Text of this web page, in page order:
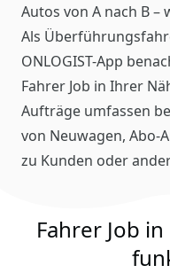
Autos von A nach B –
Als
ONLOGIST-App
Fahrer Job in Ihrer
Aufträge umfassen
von Neuwagen, Abo-
zu Kunden oder
Fahrer Job